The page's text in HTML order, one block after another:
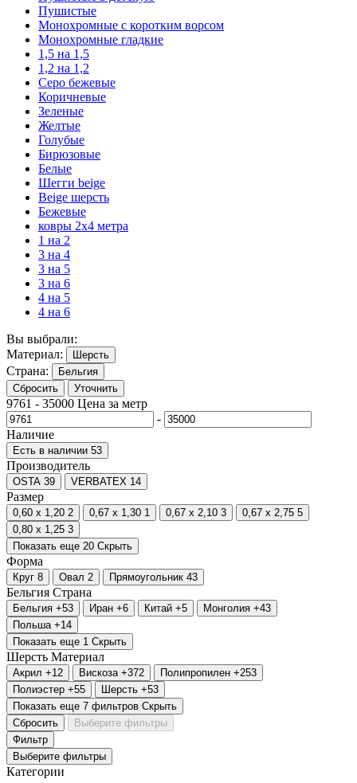
Пушистые
Монохромные с коротким ворсом
Монохромные гладкие
1,5 на 1,5
1,2 на 1,2
Серо бежевые
Коричневые
Зеленые
Желтые
Голубые
Бирюзовые
Белые
Шегги beige
Beige шерсть
Бежевые
ковры 2х4 метра
1 на 2
3 на 4
3 на 5
3 на 6
4 на 5
4 на 6
Вы выбрали:
Материал:
Шерсть
Страна:
Бельгия
Сбросить
Уточнить
9761 - 35000 Цена за метр
-
Наличие
Есть в наличии 53
Производитель
OSTA 39 VERBATEX 14
Размер
0,60 x 1,20 2 0,67 x 1,30 1 0,67 x 2,10 3 0,67 x 2,75 5
0,80 x 1,25 3
Показать еще 20 Скрыть
Форма
Круг 8 Овал 2 Прямоугольник 43
Бельгия Страна
Бельгия +53 Иран +6 Китай +5 Монголия +43
Польша +14
Показать еще 1 Скрыть
Шерсть Материал
Акрил +12 Вискоза +372 Полипропилен +253
Полиэстер +55 Шерсть +53
Показать еще 7 фильтров Скрыть
Сбросить
Выберите фильтры
Фильтр
Выберите фильтры
Категории